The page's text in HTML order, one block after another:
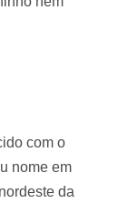
com o
nome em
da